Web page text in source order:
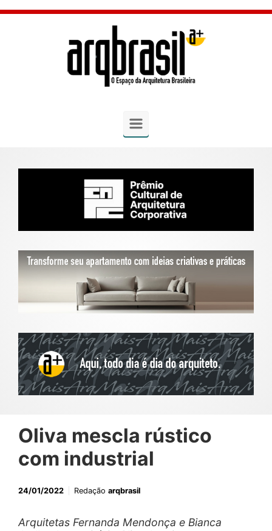
Skip to main content
Oliva mescla rústico
com industrial
24/01/2022 Redação arqbrasil
Arquitetas Fernanda Mendonça e Bianca